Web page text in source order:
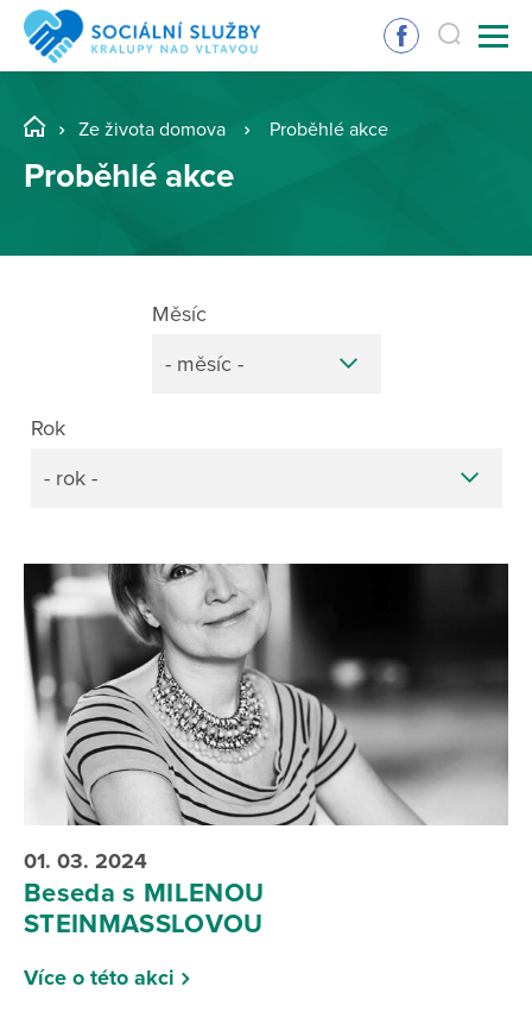
Ze života domova Proběhlé akce
Proběhlé akce
Rok
- rok -
Měsíc
- měsíc -
01. 03. 2024
Beseda s MILENOU
STEINMASSLOVOU
Více o této akci